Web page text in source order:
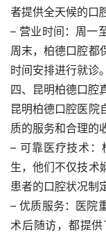
者提供全天候的口
– 营业时间：周一
周末，柏德口腔都
时间安排进行就诊。
四、昆明柏德口腔
昆明柏德口腔医院
质的服务和合理的
– 可靠医疗技术：
生，他们不仅技术
患者的口腔状况制
– 优质服务：医院
术后随访，都提